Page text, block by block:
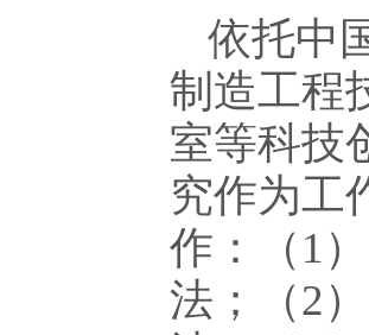
依托中
制造工程
室等科技
究作为工
作：（1
法；（2